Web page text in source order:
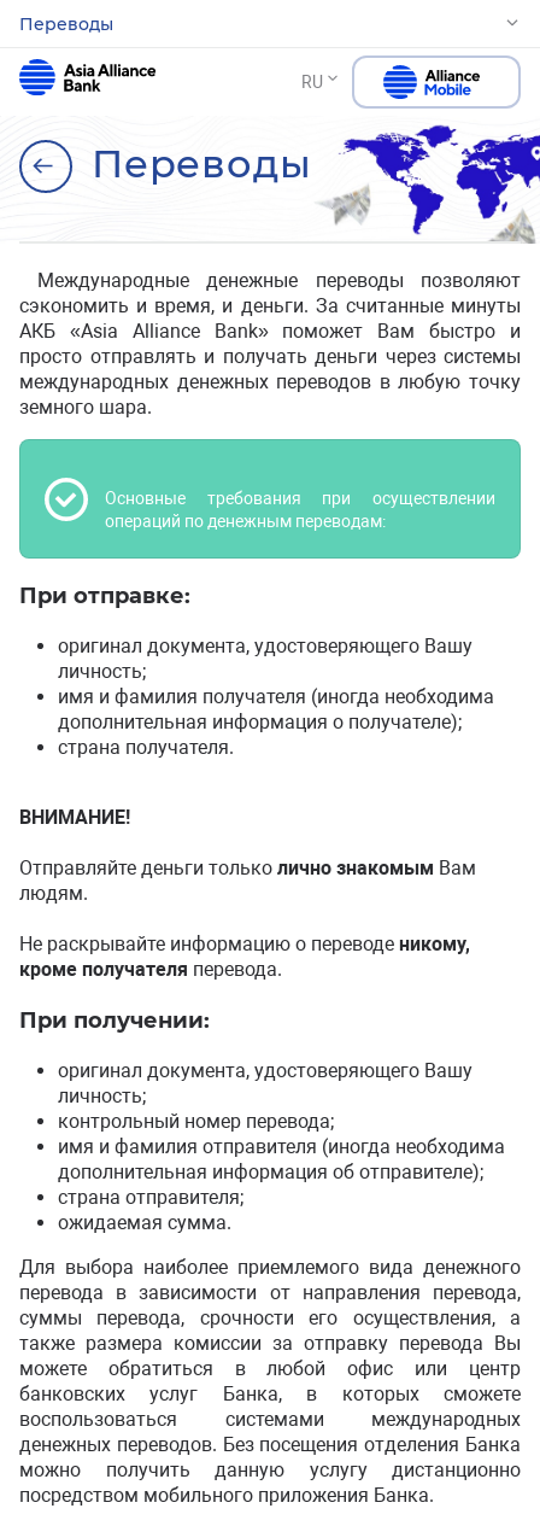
Переводы
RU
Переводы
Международные денежные переводы позволяют
сэкономить и время, и деньги. За считанные минуты
АКБ «Asia Alliance Bank» поможет Вам быстро и
просто отправлять и получать деньги через системы
международных денежных переводов в любую точку
земного шара.
Основные требования при осуществлении
операций по денежным переводам:
При отправке:
оригинал документа, удостоверяющего Вашу
личность;
имя и фамилия получателя (иногда необходима
дополнительная информация о получателе);
страна получателя.
ВНИМАНИЕ!
Отправляйте деньги только лично знакомым Вам
людям.
Не раскрывайте информацию о переводе никому,
кроме получателя перевода.
При получении:
оригинал документа, удостоверяющего Вашу
личность;
контрольный номер перевода;
имя и фамилия отправителя (иногда необходима
дополнительная информация об отправителе);
страна отправителя;
ожидаемая сумма.
Для выбора наиболее приемлемого вида денежного
перевода в зависимости от направления перевода,
суммы перевода, срочности его осуществления, а
также размера комиссии за отправку перевода Вы
можете обратиться в любой офис или центр
банковских услуг Банка, в которых сможете
воспользоваться системами международных
денежных переводов. Без посещения отделения Банка
можно получить данную услугу дистанционно
посредством мобильного приложения Банка.